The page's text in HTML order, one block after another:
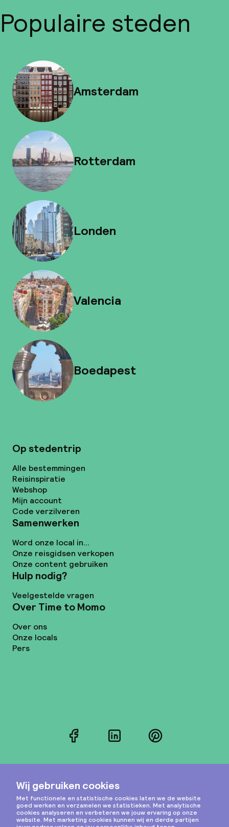
Populaire steden
Amsterdam
Rotterdam
Londen
Valencia
Boedapest
Op stedentrip
Alle bestemmingen
Reisinspiratie
Webshop
Mijn account
Code verzilveren
Samenwerken
Word onze local in...
Onze reisgidsen verkopen
Onze content gebruiken
Hulp nodig?
Veelgestelde vragen
Over Time to Momo
Over ons
Onze locals
Pers
FacebookLinkedInPinterest
Instagram